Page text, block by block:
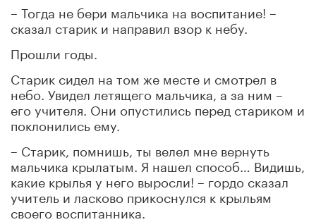
– Тогда не бери мальчика на воспитание! –
сказал старик и направил взор к небу.
Прошли годы.
Старик сидел на том же месте и смотрел в
небо. Увидел летящего мальчика, а за ним –
его учителя. Они опустились перед стариком и
поклонились ему.
– Старик, помнишь, ты велел мне вернуть
мальчика крылатым. Я нашел способ… Видишь,
какие крылья у него выросли! – гордо сказал
учитель и ласково прикоснулся к крыльям
своего воспитанника.